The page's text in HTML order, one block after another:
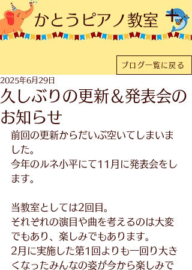
かとうピアノ教室
ブログ一覧に戻る
久しぶりの更新＆発表会の
お知らせ
2025年6月29日
前回の更新からだいぶ空いてしまいま
した。
今年のルネ小平にて11月に発表会をし
ます。
当教室としては2回目。
それぞれの演目や曲を考えるのは大変
でもあり、楽しみでもあります。
2月に実施した第1回よりも一回り大き
くなったみんなの姿が今から楽しみで